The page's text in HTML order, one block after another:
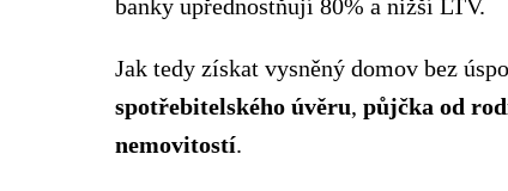
banky upřednostňují 80% a nižší LTV.
Jak tedy získat vysněný domov bez
spotřebitelského úvěru, půjčka od
nemovitostí.